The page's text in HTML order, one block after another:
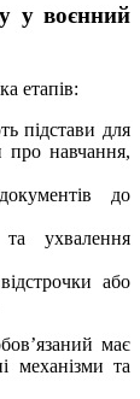
у воєнний
етапів:
підстави для
про навчання,
до
ухвалення
або
має
механізми та